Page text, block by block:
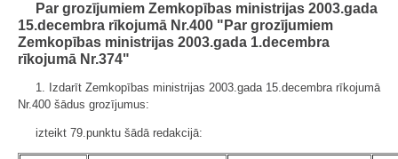
Par grozījumiem Zemkopības ministrijas 2003.gada
15.decembra rīkojumā Nr.400 "Par grozījumiem
Zemkopības ministrijas 2003.gada 1.decembra
rīkojumā Nr.374"
1. Izdarīt Zemkopības ministrijas 2003.gada 15.decembra rīkojumā
Nr.400 šādus grozījumus:
izteikt 79.punktu šādā redakcijā: